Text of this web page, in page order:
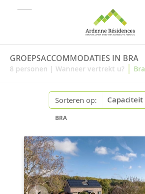
GROEPSACCOMMODATIES IN BRA
8 personen | Wanneer vertrekt u? | Bra
Sorteren op:
BRA